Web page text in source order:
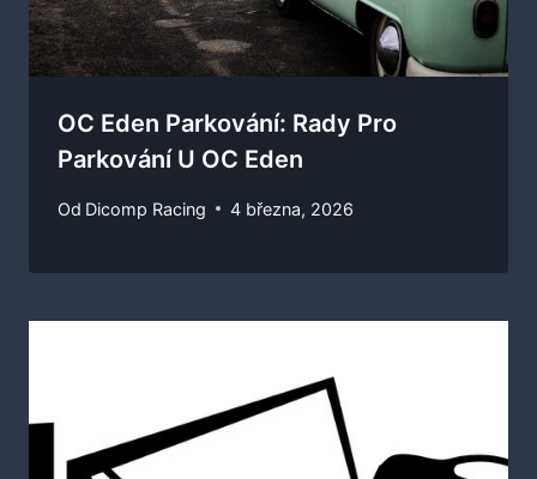
OC Eden Parkování: Rady Pro
Parkování U OC Eden
Od Dicomp Racing 4 března, 2026